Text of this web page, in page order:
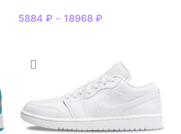
5884₽ – 18968₽